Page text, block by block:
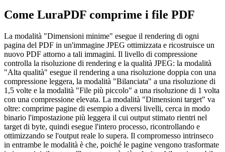
Come LuraPDF comprime i file PDF
La modalità "Dimensioni minime" esegue il rendering di ogni
pagina del PDF in un'immagine JPEG ottimizzata e ricostruisce un
nuovo PDF attorno a tali immagini. Il livello di compressione
controlla la risoluzione di rendering e la qualità JPEG: la modalità
"Alta qualità" esegue il rendering a una risoluzione doppia con una
compressione leggera, la modalità "Bilanciata" a una risoluzione di
1,5 volte e la modalità "File più piccolo" a una risoluzione di 1 volta
con una compressione elevata. La modalità "Dimensioni target" va
oltre: comprime pagine di esempio a diversi livelli, cerca in modo
binario l'impostazione più leggera il cui output stimato rientri nel
target di byte, quindi esegue l'intero processo, ricontrollando e
ottimizzando se l'output reale lo supera. Il compromesso intrinseco
in entrambe le modalità è che, poiché le pagine vengono trasformate